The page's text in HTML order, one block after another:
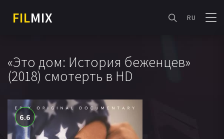
FILMIX RU
«Это дом: История беженцев»
(2018) смотерть в HD
6.6